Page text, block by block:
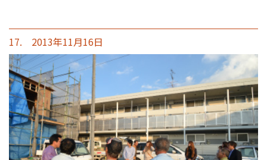
17. 2013年11月16日